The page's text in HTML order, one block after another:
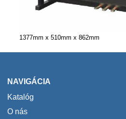
1377mm x 510mm x 862mm
NAVIGÁCIA
Katalóg
O nás